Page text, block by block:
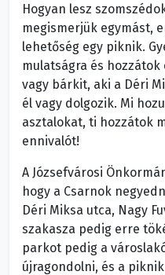
Hogyan lesz
megismerjük egymást,
lehetőség egy piknik.
mulatságra és
vagy bárkit, aki a Déri
él vagy dolgozik. Mi
asztalokat, ti hozzátok
ennivalót!
A Józsefvárosi
hogy a Csarnok
Déri Miksa utca, Nagy
szakasza pedig erre
parkot pedig a
újragondolni, és a